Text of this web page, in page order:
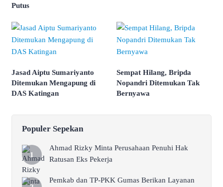
Putus
Jasad Aiptu Sumariyanto
Ditemukan Mengapung di
DAS Katingan
Sempat Hilang, Bripda
Nopandri Ditemukan Tak
Bernyawa
Populer Sepekan
Ahmad Rizky Minta Perusahaan Penuhi Hak
Ratusan Eks Pekerja
Pemkab dan TP-PKK Gumas Berikan Layanan